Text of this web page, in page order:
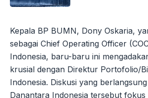
Kepala BP BUMN, Dony Oskaria,
sebagai Chief Operating Officer
Indonesia, baru-baru ini
krusial dengan Direktur Portofolio/
Indonesia. Diskusi yang
Danantara Indonesia tersebut fokus